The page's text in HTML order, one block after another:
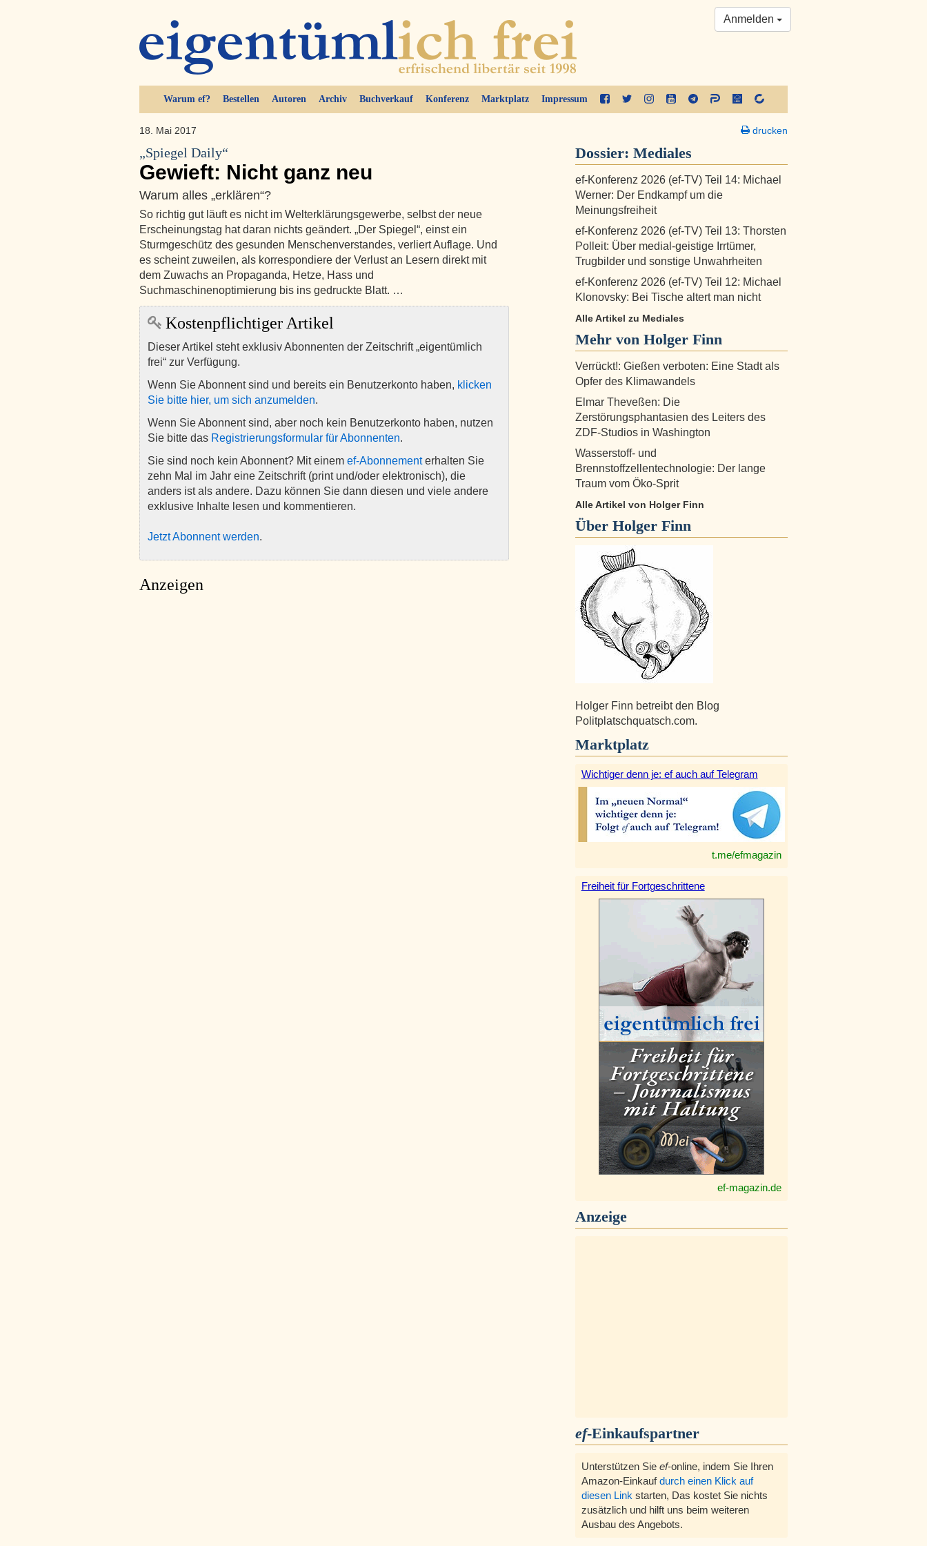
Warum ef? Bestellen Autoren Archiv Buchverkauf Konferenz Marktplatz Impressum
Anmelden
18. Mai 2017
„Spiegel Daily“
Gewieft: Nicht ganz neu
Warum alles „erklären“?
So richtig gut läuft es nicht im Welterklärungsgewerbe, selbst der neue
Erscheinungstag hat daran nichts geändert. „Der Spiegel“, einst ein
Sturmgeschütz des gesunden Menschenverstandes, verliert Auflage. Und
es scheint zuweilen, als korrespondiere der Verlust an Lesern direkt mit
dem Zuwachs an Propaganda, Hetze, Hass und
Suchmaschinenoptimierung bis ins gedruckte Blatt. …
Kostenpflichtiger Artikel
Dieser Artikel steht exklusiv Abonnenten der Zeitschrift „eigentümlich
frei“ zur Verfügung.
Wenn Sie Abonnent sind und bereits ein Benutzerkonto haben, klicken
Sie bitte hier, um sich anzumelden.
Wenn Sie Abonnent sind, aber noch kein Benutzerkonto haben, nutzen
Sie bitte das Registrierungsformular für Abonnenten.
Sie sind noch kein Abonnent? Mit einem ef-Abonnementerhalten Sie
zehn Mal im Jahr eine Zeitschrift (print und/oder elektronisch), die
anders ist als andere. Dazu können Sie dann diesen und viele andere
exklusive Inhalte lesen und kommentieren.
Jetzt Abonnent werden.
Anzeigen
drucken
Dossier: Mediales
ef-Konferenz 2026 (ef-TV) Teil 14: Michael
Werner: Der Endkampf um die
Meinungsfreiheit
ef-Konferenz 2026 (ef-TV) Teil 13: Thorsten
Polleit: Über medial-geistige Irrtümer,
Trugbilder und sonstige Unwahrheiten
ef-Konferenz 2026 (ef-TV) Teil 12: Michael
Klonovsky: Bei Tische altert man nicht
Alle Artikel zu Mediales
Mehr von Holger Finn
Verrückt!: Gießen verboten: Eine Stadt als
Opfer des Klimawandels
Elmar Theveßen: Die
Zerstörungsphantasien des Leiters des
ZDF-Studios in Washington
Wasserstoff- und
Brennstoffzellentechnologie: Der lange
Traum vom Öko-Sprit
Alle Artikel von Holger Finn
Über Holger Finn
Holger Finn betreibt den Blog
Politplatschquatsch.com.
Marktplatz
Wichtiger denn je: ef auch auf Telegram
t.me/efmagazin
Freiheit für Fortgeschrittene
ef-magazin.de
Anzeige
ef-Einkaufspartner
Unterstützen Sie ef-online, indem Sie Ihren
Amazon-Einkaufdurch einen Klick auf
diesen Link starten, Das kostet Sie nichts
zusätzlich und hilft uns beim weiteren
Ausbau des Angebots.